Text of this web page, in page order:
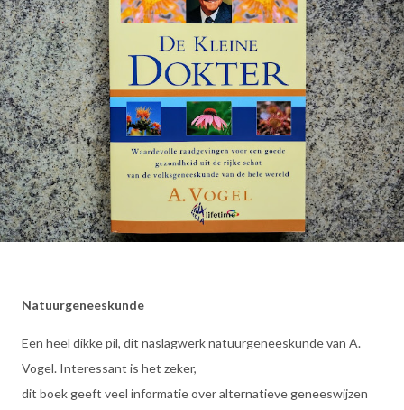
Natuurgeneeskunde
Een heel dikke pil, dit naslagwerk natuurgeneeskunde van A.
Vogel. Interessant is het zeker,
dit boek geeft veel informatie over alternatieve geneeswijzen